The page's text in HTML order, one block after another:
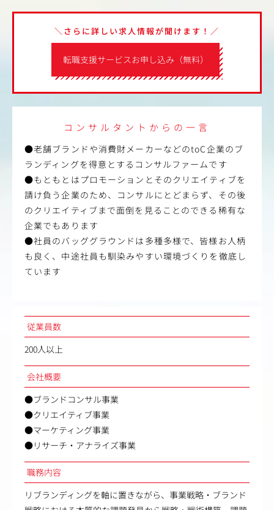
転職支援サービスお申し込み（無料）
＼さらに詳しい求人情報が聞けます！／
コンサルタントからの一言
●老舗ブランドや消費財メーカーなどのtoC企業のブ
ランディングを得意とするコンサルファームです
●もともとはプロモーションとそのクリエイティブを
請け負う企業のため、コンサルにとどまらず、その後
のクリエイティブまで面倒を見ることのできる稀有な
企業でもあります
●社員のバッググラウンドは多種多様で、皆様お人柄
も良く、中途社員も馴染みやすい環境づくりを徹底し
ています
従業員数
200人以上
会社概要
●ブランドコンサル事業
●クリエイティブ事業
●マーケティング事業
●リサーチ・アナライズ事業
職務内容
リブランディングを軸に置きながら、事業戦略・ブランド